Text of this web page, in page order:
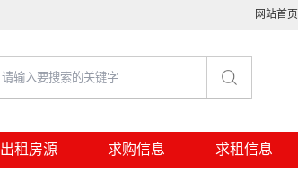
网站首页
出租房源 求购信息 求租信息